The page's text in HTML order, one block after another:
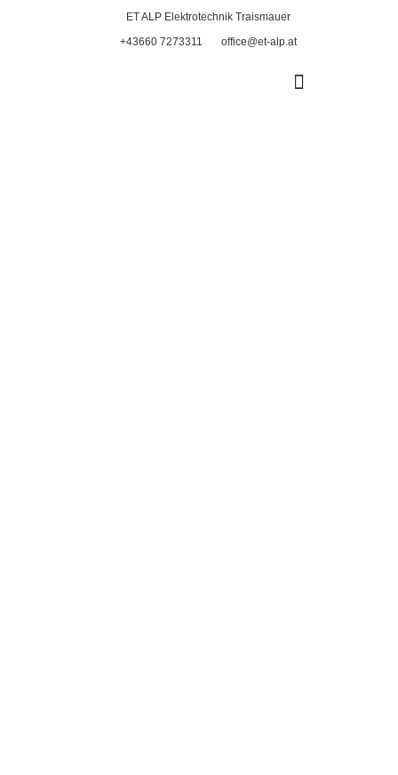
ET ALP Elektrotechnik Traismauer
+43660 7273311
office@et-alp.at